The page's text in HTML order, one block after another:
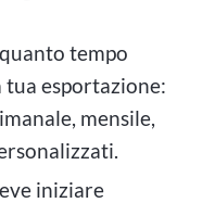
tempo
tua esportazione:
mensile,
iniziare